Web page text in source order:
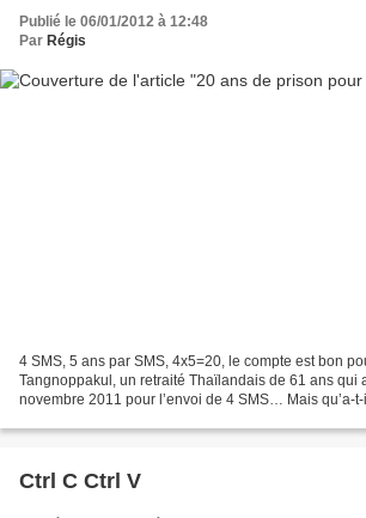
Publié le 06/01/2012 à 12:48
Par Régis
4 SMS, 5 ans par SMS, 4x5=20, le compte est bon
Tangnoppakul, un retraité Thaïlandais de 61 ans qui
novembre 2011 pour l’envoi de 4 SMS… Mais qu’a-
Ctrl C Ctrl V